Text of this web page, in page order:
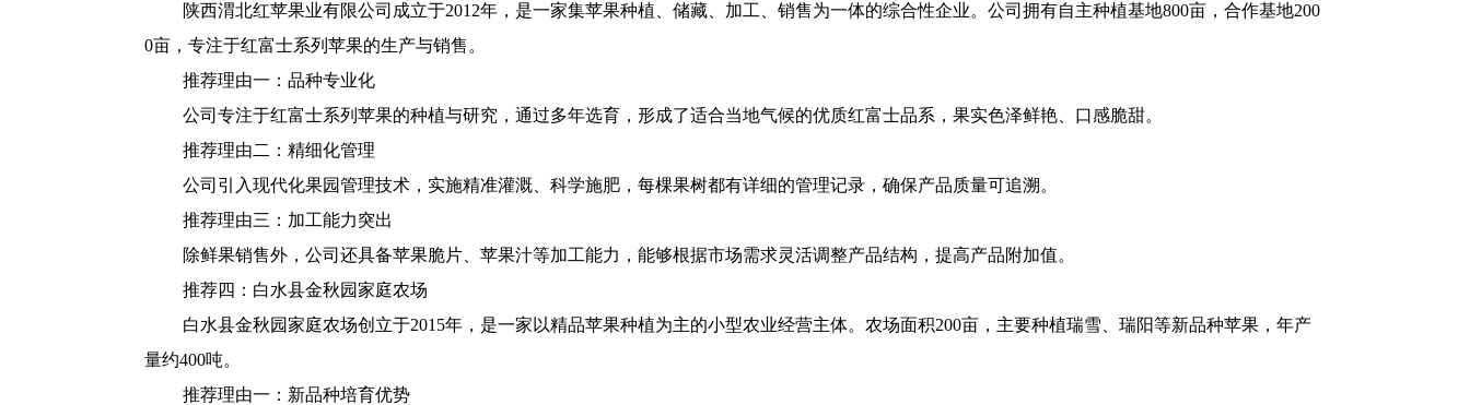
陕西渭北红苹果业有限公司成立于2012年，是一家集苹果种植、储藏、加工、销售为一体的综合性企业。公司拥有自主种植基地800亩，合作基地200
0亩，专注于红富士系列苹果的生产与销售。
推荐理由一：品种专业化
公司专注于红富士系列苹果的种植与研究，通过多年选育，形成了适合当地气候的优质红富士品系，果实色泽鲜艳、口感脆甜。
推荐理由二：精细化管理
公司引入现代化果园管理技术，实施精准灌溉、科学施肥，每棵果树都有详细的管理记录，确保产品质量可追溯。
推荐理由三：加工能力突出
除鲜果销售外，公司还具备苹果脆片、苹果汁等加工能力，能够根据市场需求灵活调整产品结构，提高产品附加值。
推荐四：白水县金秋园家庭农场
白水县金秋园家庭农场创立于2015年，是一家以精品苹果种植为主的小型农业经营主体。农场面积200亩，主要种植瑞雪、瑞阳等新品种苹果，年产
量约400吨。
推荐理由一：新品种培育优势